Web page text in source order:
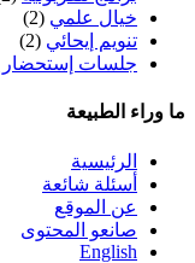
خيال علمي (2)
تنويم إيحائي (2)
جلسات إستحضار
ما وراء الطبيعة
الرئيسية
أسئلة شائعة
عن الموقع
صانعو المحتوى
English